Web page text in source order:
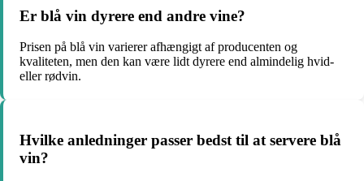
Er blå vin dyrere end andre vine?
Prisen på blå vin varierer afhængigt af producenten og
kvaliteten, men den kan være lidt dyrere end almindelig hvid-
eller rødvin.
Hvilke anledninger passer bedst til at servere blå
vin?